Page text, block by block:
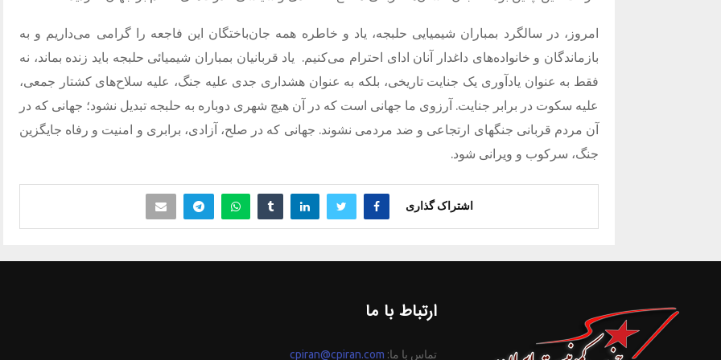
امروز، در سالگرد بمباران شیمیایی حلبجه، یاد و خاطره همه جان‌باختگان این فاجعه را گرامی می‌داریم و به
بازماندگان و خانواده‌های داغدار آنان ادای احترام می‌کنیم.
یاد قربانیان بمباران شیمیائی حلبجه باید زنده بماند، نه
فقط به عنوان یادآوری یک جنایت تاریخی، بلکه به عنوان هشداری جدی علیه جنگ، علیه سلاح‌های کشتار جمعی،
علیه سکوت در برابر جنایت. آرزوی ما جهانی است که در آن هیچ شهری دوباره به حلبجه تبدیل نشود؛ جهانی که در
آن مردم قربانی جنگهای ارتجاعی و ضد مردمی نشوند. جهانی که در صلح، آزادی، برابری و امنیت و رفاه جایگزین
جنگ، سرکوب و ویرانی شود.
اشتراک گذاری
ارتباط با ما
تماس با ما: cpiran@cpiran.com